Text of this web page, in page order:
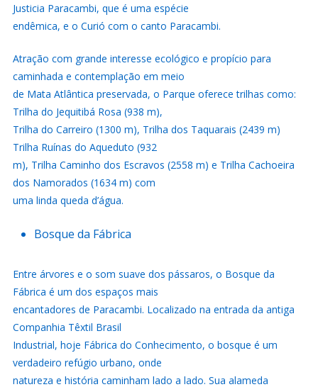
Justicia Paracambi, que é uma espécie
endêmica, e o Curió com o canto Paracambi.
Atração com grande interesse ecológico e propício para
caminhada e contemplação em meio
de Mata Atlântica preservada, o Parque oferece trilhas como:
Trilha do Jequitibá Rosa (938 m),
Trilha do Carreiro (1300 m), Trilha dos Taquarais (2439 m)
Trilha Ruínas do Aqueduto (932
m), Trilha Caminho dos Escravos (2558 m) e Trilha Cachoeira
dos Namorados (1634 m) com
uma linda queda d’água.
Bosque da Fábrica
Entre árvores e o som suave dos pássaros, o Bosque da
Fábrica é um dos espaços mais
encantadores de Paracambi. Localizado na entrada da antiga
Companhia Têxtil Brasil
Industrial, hoje Fábrica do Conhecimento, o bosque é um
verdadeiro refúgio urbano, onde
natureza e história caminham lado a lado. Sua alameda